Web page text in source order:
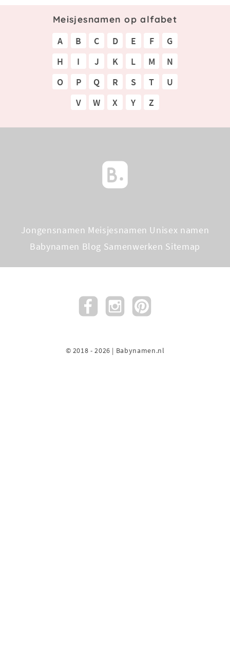
Meisjesnamen op alfabet
A B C D E F
G
H
I J K L M
N
O
P Q R S T
U
V
W X Y Z
Jongensnamen Meisjesnamen Unisex namen
Babynamen Blog Samenwerken Sitemap
© 2018 - 2026 | Babynamen.nl